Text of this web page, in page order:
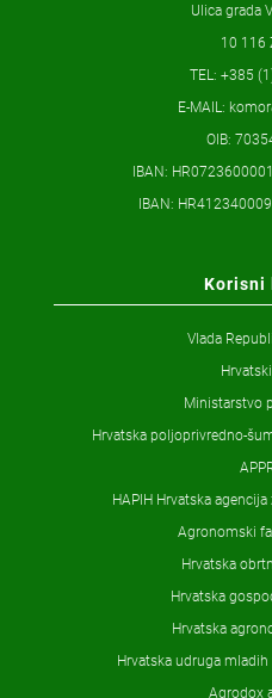
Ulica grada
10 116
TEL: +385
E-MAIL:
OIB:
IBAN:
IBAN:
Korisni
Vlada
Ministarstvo
Hrvatska poljoprivredno-
HAPIH Hrvatska
Agronomski
Hrvatska
Hrvatska
Hrvatska
Hrvatska udruga
Agrodox